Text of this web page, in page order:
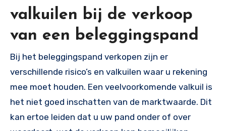
valkuilen bij de verkoop
van een beleggingspand
Bij het beleggingspand verkopen zijn er
verschillende risico’s en valkuilen waar u rekening
mee moet houden. Een veelvoorkomende valkuil is
het niet goed inschatten van de marktwaarde. Dit
kan ertoe leiden dat u uw pand onder of over